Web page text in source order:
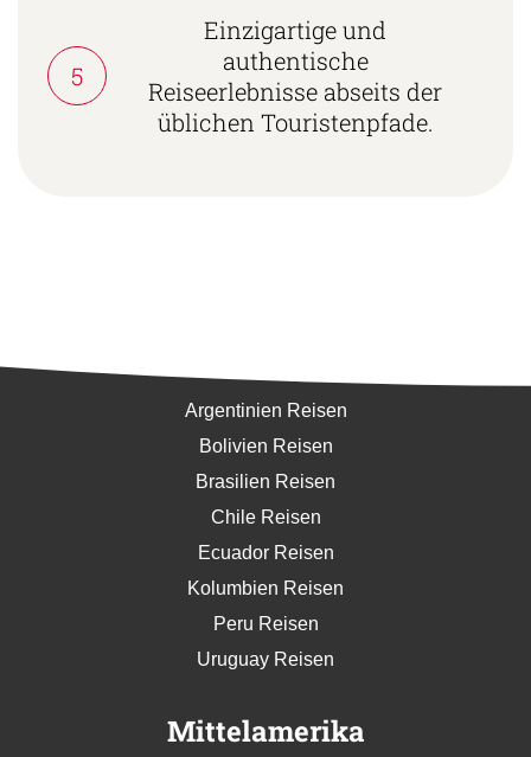
5
Einzigartige und
authentische
Reiseerlebnisse abseits der
üblichen Touristenpfade.
Argentinien Reisen
Bolivien Reisen
Brasilien Reisen
Chile Reisen
Ecuador Reisen
Kolumbien Reisen
Peru Reisen
Uruguay Reisen
Mittelamerika